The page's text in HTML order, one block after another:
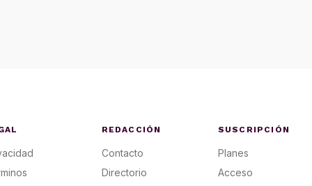
REDACCIÓN
Contacto
Directorio
SUSCRIPCIÓN
Planes
Acceso